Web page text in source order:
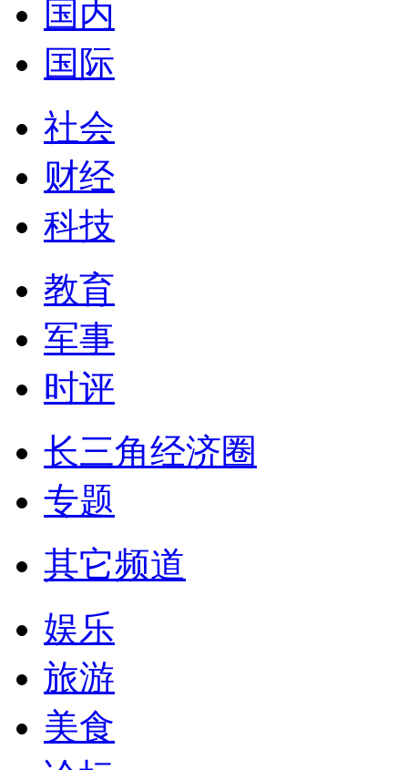
国内
国际
社会
财经
科技
教育
军事
时评
长三角经济圈
专题
其它频道
娱乐
旅游
美食